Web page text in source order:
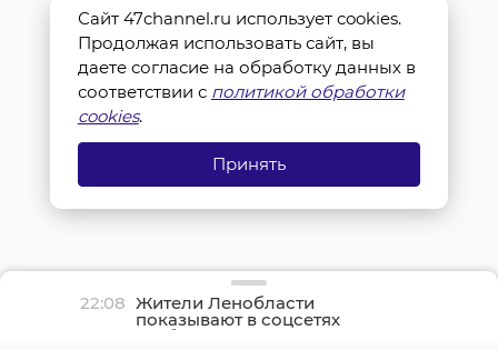
22:08 Жители Ленобласти
показывают в соцсетях
грибные трофеи
Сайт 47channel.ru использует cookies.
Продолжая использовать сайт, вы
даете согласие на обработку данных в
соответствии с политикой обработки
cookies.
Принять